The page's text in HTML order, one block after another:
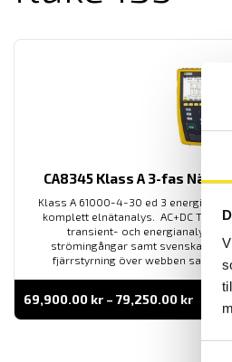
CA8345 Klass A 3-fas Nät-
Klass A 61000-4-30 ed 3
komplett elnätanalys. AC+DC
transient- och energianalys
strömingångar samt svenska
fjärrstyrning över webben samt
69,900.00 kr – 79,250.00 kr
till